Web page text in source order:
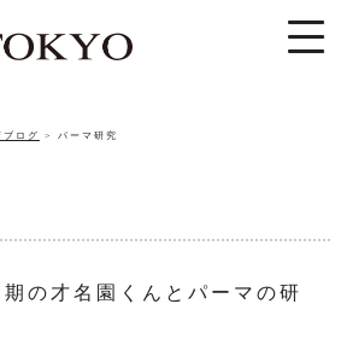
ブログ パーマ研究
の才名園くんとパーマの研